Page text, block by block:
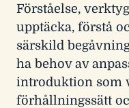
Förståelse,
upptäcka, förstå
särskild
ha behov av
introduktion som
förhållningssätt